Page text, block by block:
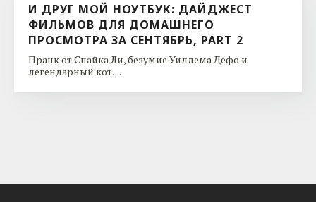
И ДРУГ МОЙ НОУТБУК: ДАЙДЖЕСТ
ФИЛЬМОВ ДЛЯ ДОМАШНЕГО
ПРОСМОТРА ЗА СЕНТЯБРЬ, PART 2
Пранк от Спайка Ли, безумие Уиллема Дефо и
легендарный кот. ...